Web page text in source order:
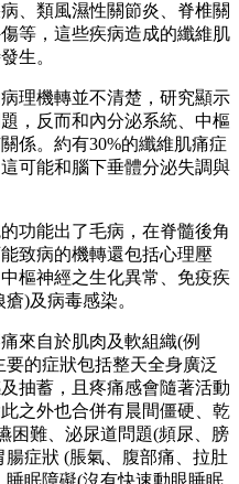
、類風濕性關節炎、脊椎關
等，這些疾病造成的纖維肌
生。
理機轉並不清楚，研究顯示
，反而和內分泌系統、中樞
係。約有30%的纖維肌痛症
可能和腦下垂體分泌失調與
功能出了毛病，在脊髓後角
致病的機轉還包括心理壓
樞神經之生化異常、免疫疾
)及病毒感染。
來自於肌肉及軟組織(例
的症狀包括整天全身廣泛
抽蓄，且疼痛感會隨著活動
之外也合併有晨間僵硬、乾
困難、泌尿道問題(頻尿、膀
症狀 (脹氣、腹部痛、拉肚
眠障礙(沒有快速動眼睡眠